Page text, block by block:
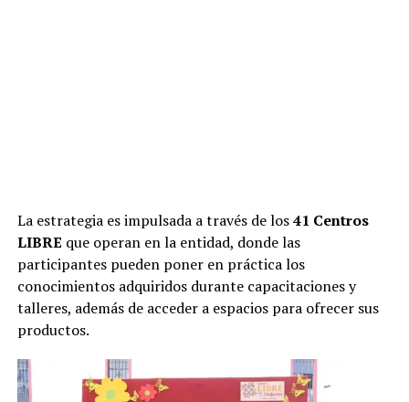
La estrategia es impulsada a través de los41 Centros
LIBRE que operan en la entidad, donde las
participantes pueden poner en práctica los
conocimientos adquiridos durante capacitaciones y
talleres, además de acceder a espacios para ofrecer sus
productos.